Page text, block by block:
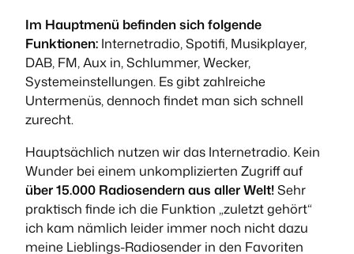
Im Hauptmenü befinden sich folgende
Funktionen: Internetradio, Spotifi, Musikplayer,
DAB, FM, Aux in, Schlummer, Wecker,
Systemeinstellungen. Es gibt zahlreiche
Untermenüs, dennoch findet man sich schnell
zurecht.
Hauptsächlich nutzen wir das Internetradio. Kein
Wunder bei einem unkomplizierten Zugriff auf
über 15.000 Radiosendern aus aller Welt!Sehr
praktisch finde ich die Funktion „zuletzt gehört“
ich kam nämlich leider immer noch nicht dazu
meine Lieblings-Radiosender in den Favoriten